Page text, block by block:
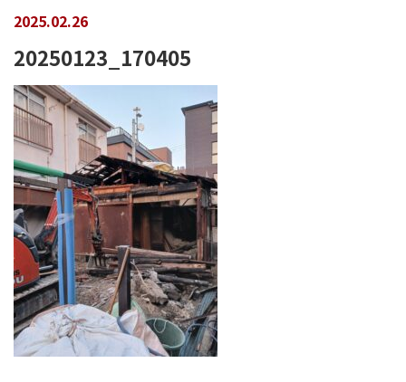
2025.02.26
20250123_170405